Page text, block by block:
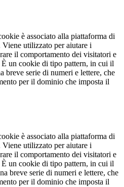
è associato alla piattaforma di
utilizzato per aiutare i
il comportamento dei visitatori e
un cookie di tipo pattern, in cui il
breve serie di numeri e lettere, che
per il dominio che imposta il
è associato alla piattaforma di
utilizzato per aiutare i
il comportamento dei visitatori e
un cookie di tipo pattern, in cui il
breve serie di numeri e lettere, che
per il dominio che imposta il